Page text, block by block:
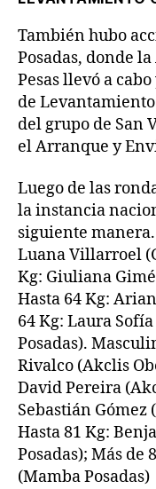
También hubo
Posadas, donde
Pesas llevó a
de
del grupo de San
el Arranque y
Luego de las
la instancia
siguiente
Luana Villarroel
Kg: Giuliana
Hasta 64 Kg:
64 Kg: Laura
Posadas).
Rivalco (Akclis
David Pereira
Sebastián Gómez
Hasta 81 Kg:
Posadas); Más de
(Mamba Posadas)